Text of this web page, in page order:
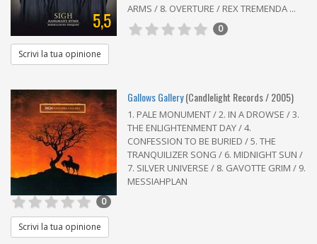
5,5
ARMS / 8. OVERTURE / REX TREMENDA ...
0
Scrivi la tua opinione
Gallows Gallery(Candlelight Records / 2005)
1. PALE MONUMENT / 2. IN A DROWSE / 3.
THE ENLIGHTENMENT DAY / 4.
CONFESSION TO BE BURIED / 5. THE
TRANQUILIZER SONG / 6. MIDNIGHT SUN /
7. SILVER UNIVERSE / 8. GAVOTTE GRIM / 9.
MESSIAHPLAN
0
Scrivi la tua opinione